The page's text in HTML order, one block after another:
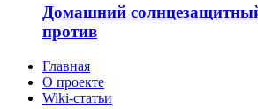
Домашний
против
Главная
О проекте
Wiki-статьи